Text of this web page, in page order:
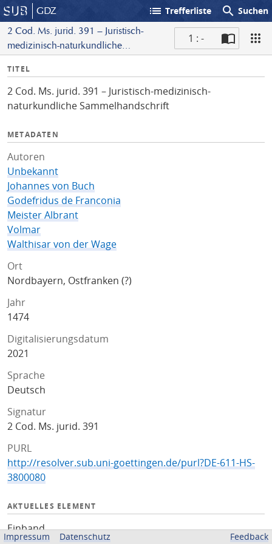
GDZ list Trefferliste search Suchen
2 Cod. Ms. jurid. 391 – Juristisch-
medizinisch-naturkundliche
1 : -
I
f
o
TITEL
2 Cod. Ms. jurid. 391 – Juristisch-medizinisch-
naturkundliche Sammelhandschrift
METADATEN
Autoren
Unbekannt
Johannes von Buch
Godefridus de Franconia
Meister Albrant
Volmar
Walthisar von der Wage
Ort
Nordbayern, Ostfranken (?)
Jahr
1474
Digitalisierungsdatum
2021
Sprache
Deutsch
Signatur
2 Cod. Ms. jurid. 391
PURL
http://resolver.sub.uni-goettingen.de/purl?DE-611-HS-
3800080
AKTUELLES ELEMENT
Einband
Impressum Datenschutz Feedback